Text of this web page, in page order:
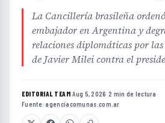
La Cancillería brasileña
embajador en Argentina y
relaciones diplomáticas por
de Javier Milei contra el
EDITORIAL TEAM·Aug 5, 2026 ·2 min de lectura ·
Fuente:agenciacomunas.com.ar